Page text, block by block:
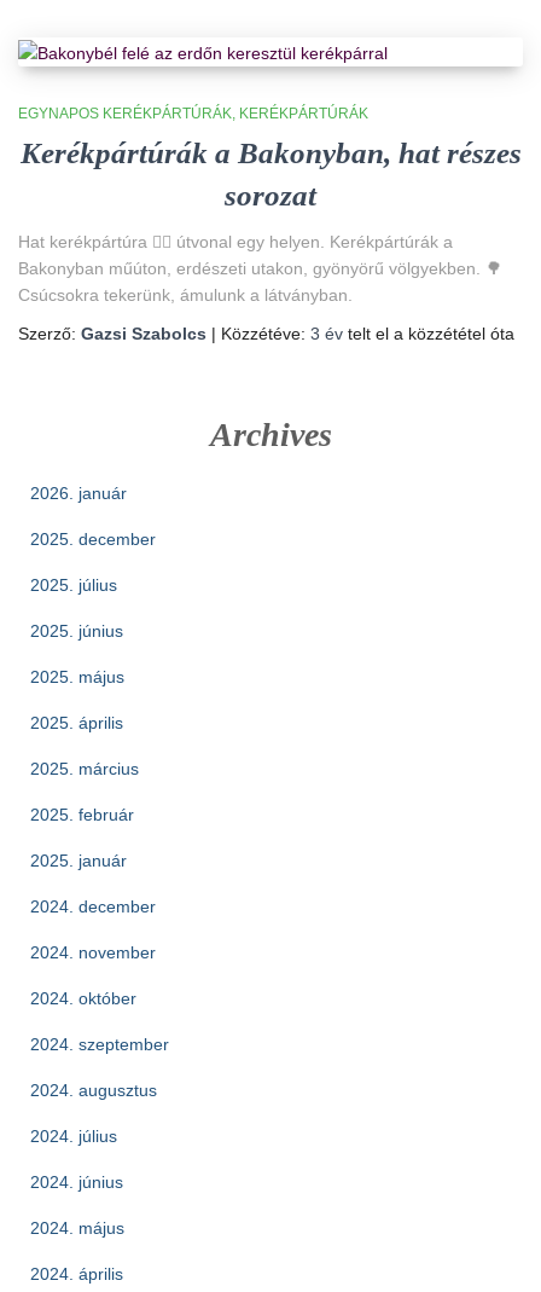
EGYNAPOS KERÉKPÁRTÚRÁK KERÉKPÁRTÚRÁK
Kerékpártúrák a Bakonyban, hat részes
sorozat
Hat kerékpártúra 🚴‍♀️ útvonal egy helyen. Kerékpártúrák a
Bakonyban műúton, erdészeti utakon, gyönyörű völgyekben. 🌳
Csúcsokra tekerünk, ámulunk a látványban.
Szerző: Gazsi Szabolcs | Közzétéve: 3 év telt el a közzététel óta
Archives
2026. január
2025. december
2025. július
2025. június
2025. május
2025. április
2025. március
2025. február
2025. január
2024. december
2024. november
2024. október
2024. szeptember
2024. augusztus
2024. július
2024. június
2024. május
2024. április